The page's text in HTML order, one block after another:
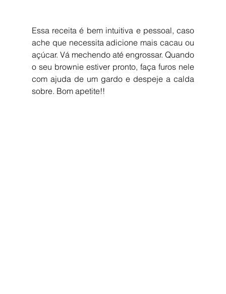
Essa receita é bem intuitiva e pessoal, caso
ache que necessita adicione mais cacau ou
açúcar. Vá mechendo até engrossar. Quando
o seu brownie estiver pronto, faça furos nele
com ajuda de um gardo e despeje a calda
sobre. Bom apetite!!